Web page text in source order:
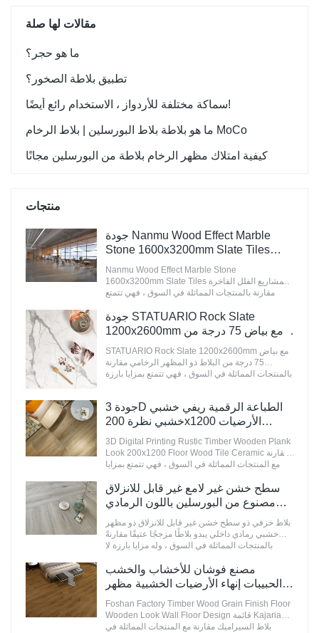
مقالات لها صلة
ما هو حجر؟
تطبيق بلاطة الصخور؟
سماكة مختلفة للأردواز ، الاستخدام رائع أيضًا!
ما هو بلاطة بلاط البورسلين | بلاط الرخام MoCo
كيفية امتلاك مظهر الرخام بلاطة من البورسلين مجانًا
منتجات
جودة Nanmu Wood Effect Marble
Stone 1600x3200mm Slate Tiles
الشركة المصنعة لمشاريع الفيلا الفاخرة
Nanmu Wood Effect Marble Stone
1600x3200mm Slate Tiles لمشاريع الفلل الفاخرة
مقارنة بالمنتجات المماثلة في السوق ، فهي تتمتع
وما إلى ذلك ، وتتمتع بسمعة طيبة في السوق.& تلخص
سيراميكا عيوب المنتجات السابقة وتعمل باستمرار
على تحسينها. يمكن تخصيص مواصفات Nanmu
Wood Effect Marble Stone 1600x3200mm Slate
Tiles لمشاريع الفلل الفاخرة وفقًا لاحتياجاتك.
جودة STATUARIO Rock Slate
1200x2600mm مع بياض 75 درجة من
الشركة المصنعة للبلاط ذو المظهر
الرخامي
STATUARIO Rock Slate 1200x2600mm مع بياض
75 درجة من البلاط ذو المظهر الرخامي مقارنة
بالمنتجات المماثلة في السوق ، فهي تتمتع بمزايا بارزة
عيوب المنتجات السابقة وتعمل على تحسينها
باستمرار. يمكن تخصيص مواصفات STATUARIO
Rock Slate 1200x2600mm مع بياض 75 درجة من
البلاط ذي المظهر الرخامي وفقًا لاحتياجاتك.
جودة 3D الطباعة الرقمية ريفي خشبي
خشبي نظرة 200x1200 الأرضيات
الخشبية بلاط السيراميك الصانع
3D Digital Printing Rustic Timber Wooden Plank
Look 200x1200 Floor Wood Tile Ceramic مقارنة
مع المنتجات المماثلة في السوق ، فهي تتمتع بمزايا
إلى ذلك ، وتتمتع بسمعة طيبة في السوق.& تلخص
سيراميكا عيوب المنتجات السابقة وتعمل على
تحسينها باستمرار. يمكن تخصيص مواصفات 3D
Digital Printing Rustic Timber Wooden Plank
Look 200x1200 Floor Wood Tile Ceramic وفقًا
لاحتياجاتك.
سطح خشن غير لامع غير قابل للانزلاق
مصنوع من البورسلين باللون الرمادي
والبلاط المزجج العتيق
بلاط خزفي ذو سطح خشن غير قابل للانزلاق ذو مظهر
خشبي رمادي داخلي يبدو بلاطًا مزججًا عتيقًا مقارنةً
بالمنتجات المماثلة في السوق ، وله مزايا بارزة لا
ويتمتع بسمعة طيبة في السوق أسطح MoCo& تلخص
سيراميكا عيوب المنتجات السابقة وتعمل على
تحسينها باستمرار. مواصفات بلاط البورسلين الخشبي
غير القابل للانزلاق ذو السطح الخشبي غير القابل
للانزلاق يمكن تخصيص بلاط البورسلين الرمادي
مصنع فوشان للأخشاب والخشب
الحبيبات إنهاء الأرضيات الخشبية مظهر
الجدار تصميم الأرضيات قائمة كاجاريا
بلاط السيراميك
Foshan Factory Timber Wood Grain Finish Floor
Wooden Look Wall Floor Design قائمة Kajaria
بلاط السيراميك مقارنة مع المنتجات المماثلة في